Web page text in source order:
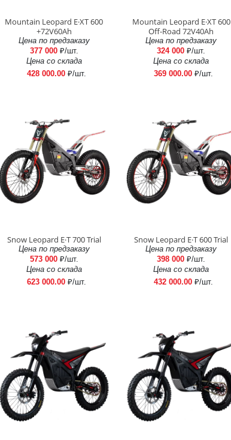
Mountain Leopard E·XT 600
+72V60Ah
Цена по предзаказу
377 000 ₽/шт.
Цена со склада
428 000.00 ₽/шт.
Mountain Leopard E·XT 600
Off-Road 72V40Ah
Цена по предзаказу
324 000₽/шт.
Цена со склада
369 000.00₽/шт.
Snow Leopard E·T 700 Trial
Цена по предзаказу
573 000 ₽/шт.
Цена со склада
623 000.00 ₽/шт.
Snow Leopard E·T 600 Trial
Цена по предзаказу
398 000₽/шт.
Цена со склада
432 000.00₽/шт.